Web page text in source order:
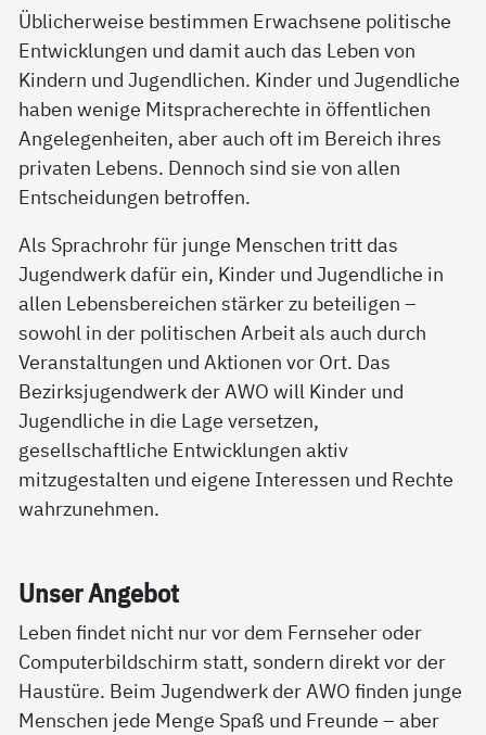
Üblicherweise bestimmen Erwachsene politische
Entwicklungen und damit auch das Leben von
Kindern und Jugendlichen. Kinder und Jugendliche
haben wenige Mitspracherechte in öffentlichen
Angelegenheiten, aber auch oft im Bereich ihres
privaten Lebens. Dennoch sind sie von allen
Entscheidungen betroffen.
Als Sprachrohr für junge Menschen tritt das
Jugendwerk dafür ein, Kinder und Jugendliche in
allen Lebensbereichen stärker zu beteiligen –
sowohl in der politischen Arbeit als auch durch
Veranstaltungen und Aktionen vor Ort. Das
Bezirksjugendwerk der AWO will Kinder und
Jugendliche in die Lage versetzen,
gesellschaftliche Entwicklungen aktiv
mitzugestalten und eigene Interessen und Rechte
wahrzunehmen.
Un­ser An­ge­bot
Leben findet nicht nur vor dem Fernseher oder
Computerbildschirm statt, sondern direkt vor der
Haustüre. Beim Jugendwerk der AWO finden junge
Menschen jede Menge Spaß und Freunde – aber